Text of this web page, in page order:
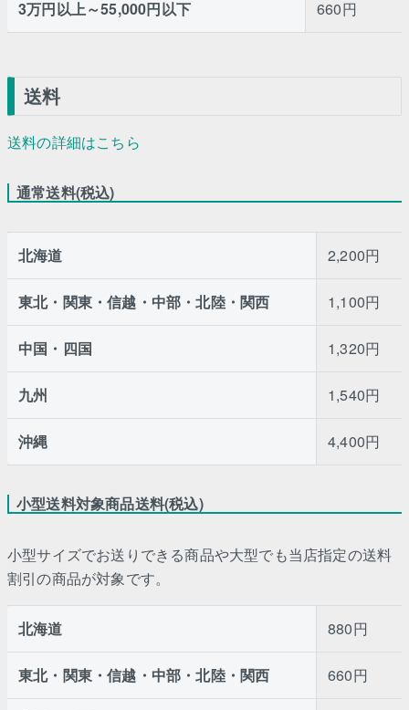
3万円以上～55,000円以下 660円
送料
送料の詳細はこちら
通常送料(税込)
北海道 2,200円
東北・関東・信越・中部・北陸・関西 1,100円
中国・四国 1,320円
九州 1,540円
沖縄 4,400円
小型送料対象商品送料(税込)
小型サイズでお送りできる商品や大型でも当店指定の送料
割引の商品が対象です。
北海道 880円
東北・関東・信越・中部・北陸・関西 660円